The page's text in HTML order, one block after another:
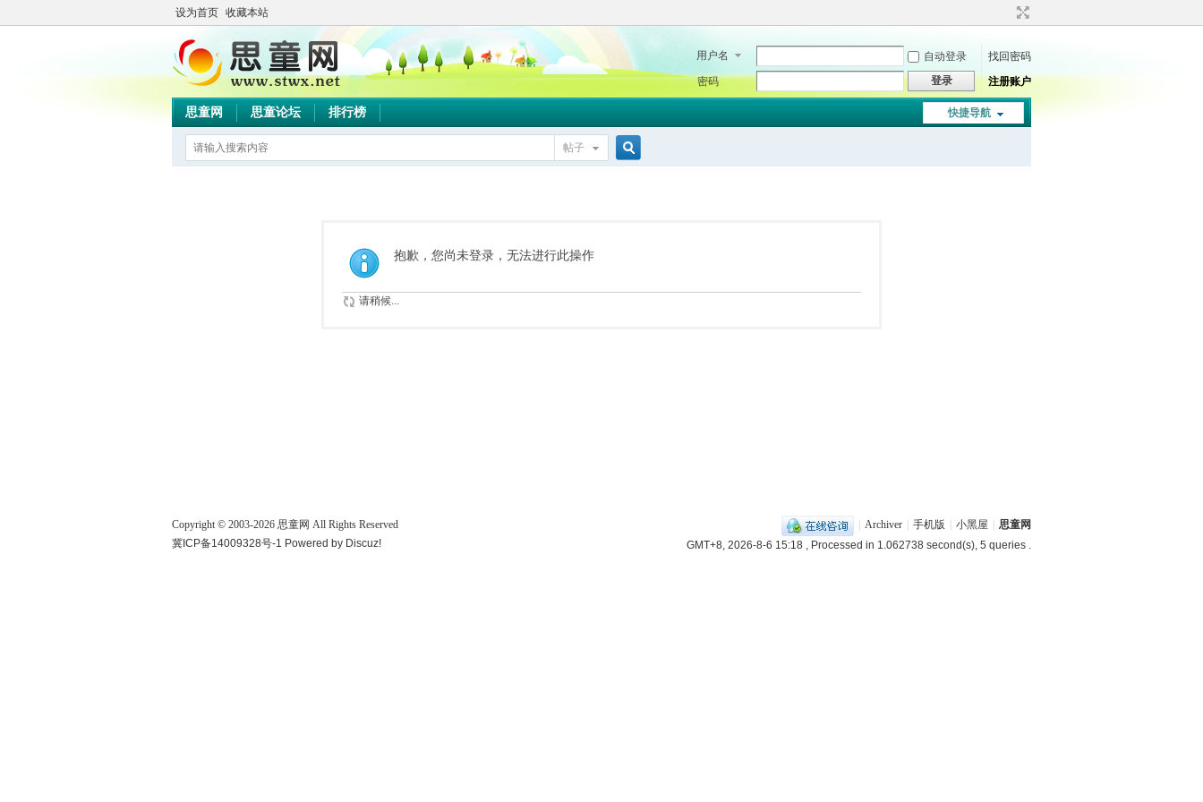
设为首页 收藏本站
用户名 自动登录
找回密码
密码
登录 注册账户
快捷导航
思童网 思童论坛 排行榜
帖子
抱歉，您尚未登录，无法进行此操作
请稍候...
Archiver 手机版 小黑屋
思童网
GMT+8, 2026-8-6 15:18 , Processed in 1.062738 second(s), 5 queries .
Copyright © 2003-2026 思童网 All Rights Reserved
冀ICP备14009328号-1 Powered by Discuz!